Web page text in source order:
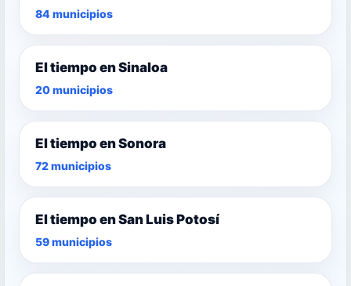
84 municipios
El tiempo en Sinaloa
20 municipios
El tiempo en Sonora
72 municipios
El tiempo en San Luis Potosí
59 municipios